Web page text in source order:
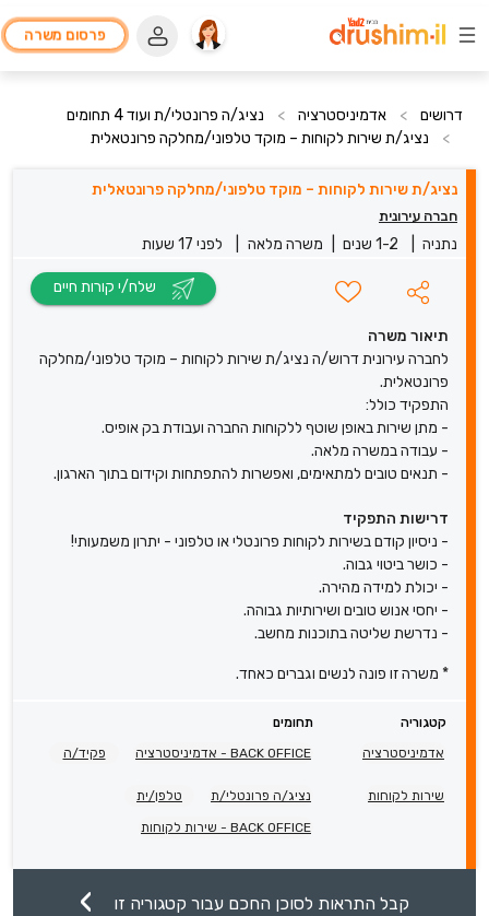
פרסום משרה
דרושים > אדמיניסטרציה >
נציג/ה פרונטלי/ת ועוד 4 תחומים
>
נציג/ת שירות לקוחות – מוקד טלפוני/מחלקה פרונטאלית
נציג/ת שירות לקוחות – מוקד טלפוני/מחלקה פרונטאלית
חברה עירונית
נתניה 1-2 שנים משרה מלאה לפני 17 שעות
תיאור משרה
לחברה עירונית דרוש/ה נציג/ת שירות לקוחות – מוקד טלפוני/מחלקה
פרונטאלית.
התפקיד כולל:
- מתן שירות באופן שוטף ללקוחות החברה ועבודת בק אופיס.
- עבודה במשרה מלאה.
- תנאים טובים למתאימים, ואפשרות להתפתחות וקידום בתוך הארגון.
דרישות התפקיד
- ניסיון קודם בשירות לקוחות פרונטלי או טלפוני - יתרון משמעותי!
- כושר ביטוי גבוה.
- יכולת למידה מהירה.
- יחסי אנוש טובים ושירותיות גבוהה.
- נדרשת שליטה בתוכנות מחשב.
* משרה זו פונה לנשים וגברים כאחד.
קטגוריה
תחומים
אדמיניסטרציה
BACK OFFICE - אדמיניסטרציה פקיד/ה
שירות לקוחות נציג/ה פרונטלי/ת טלפן/ית
BACK OFFICE - שירות לקוחות
קבל התראות לסוכן החכם עבור קטגוריה זו